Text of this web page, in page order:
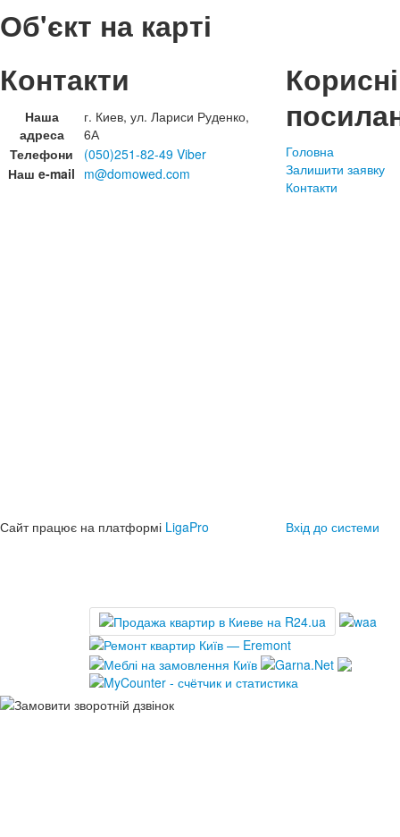
Об'єкт на карті
Контакти
Наша
адреса
г. Киев, ул. Лариси Руденко,
6А
Телефони
(050)251-82-49 Viber
Наш e-mail m@domowed.com
Корисні
Головна
Залишити заявку
Контакти
Сайт працює на платформі LigaPro Вхід до системи